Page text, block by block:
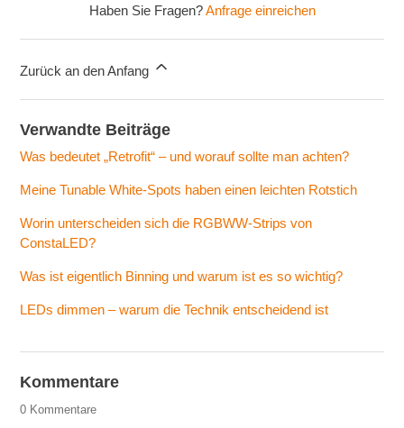
Haben Sie Fragen?Anfrage einreichen
Zurück an den Anfang
Verwandte Beiträge
Was bedeutet „Retrofit“ – und worauf sollte man achten?
Meine Tunable White-Spots haben einen leichten Rotstich
Worin unterscheiden sich die RGBWW-Strips von
ConstaLED?
Was ist eigentlich Binning und warum ist es so wichtig?
LEDs dimmen – warum die Technik entscheidend ist
Kommentare
0 Kommentare